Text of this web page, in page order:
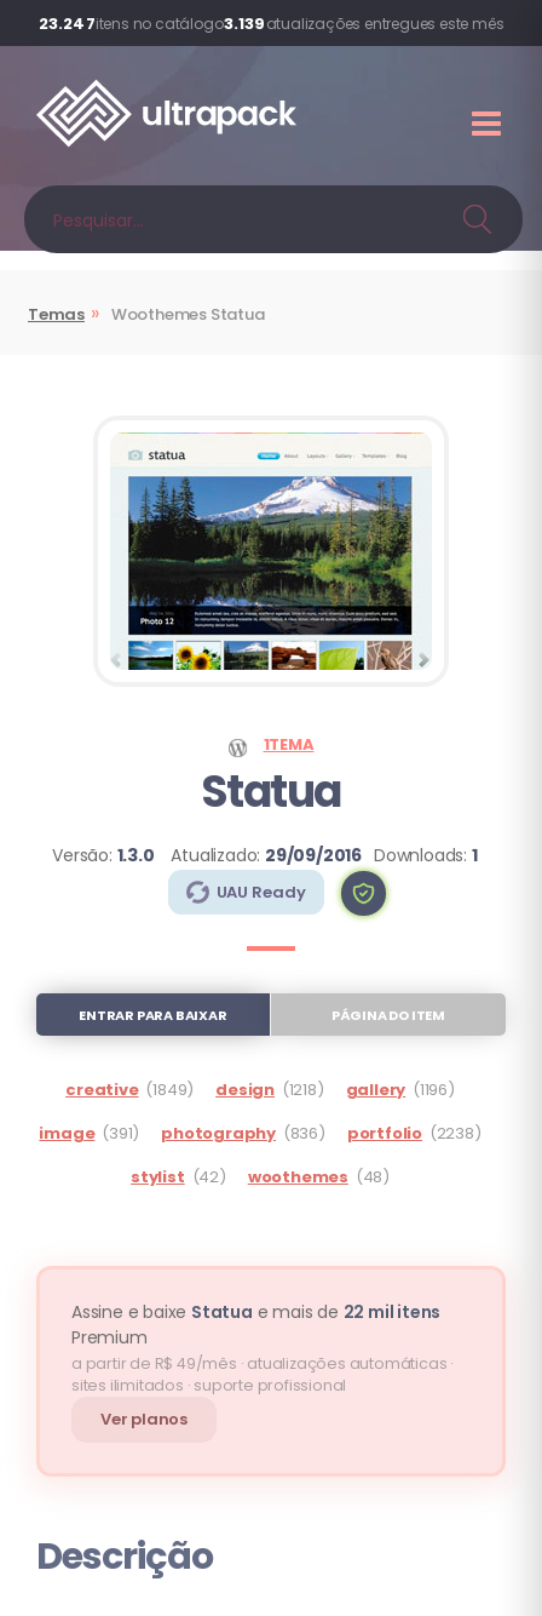
23.247itens no catálogo3.139atualizações entregues este mês
Temas » Woothemes Statua
1TEMA
Statua
Versão: 1.3.0 Atualizado: 29/09/2016 Downloads: 1
UAU Ready
ENTRAR PARA BAIXAR PÁGINA DO ITEM
creative (1849) design (1218) gallery (1196)
image (391) photography (836) portfolio (2238)
stylist (42) woothemes (48)
Assine e baixe Statua e mais de 22 mil itens
Premium
a partir de R$ 49/mês · atualizações automáticas ·
sites ilimitados · suporte profissional
Ver planos
Descrição